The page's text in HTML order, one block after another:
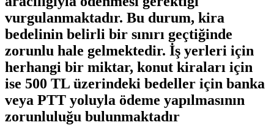
vurgulanmaktadır. Bu durum,⁤ kira
bedelinin belirli bir sınırı geçtiğinde
zorunlu hale gelmektedir. İş yerleri için
herhangi bir miktar, konut kiraları için
ise 500 ⁤TL üzerindeki bedeller için‌ banka
veya PTT yoluyla ödeme yapılmasının
zorunluluğu bulunmaktadır